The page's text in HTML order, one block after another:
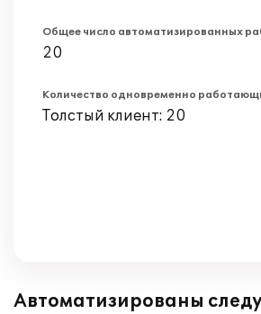
Общее число автоматизированных
20
Количество одновременно
Толстый клиент: 20
Автоматизированы